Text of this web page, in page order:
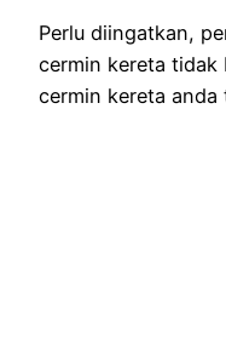
Perlu diingatkan,
cermin kereta tidak
cermin kereta anda